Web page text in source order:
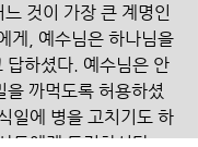
것이 가장 큰 계명인
게, 예수님은 하나님을
답하셨다. 예수님은 안
을 까먹도록 허용하셨
일에 병을 고치기도 하